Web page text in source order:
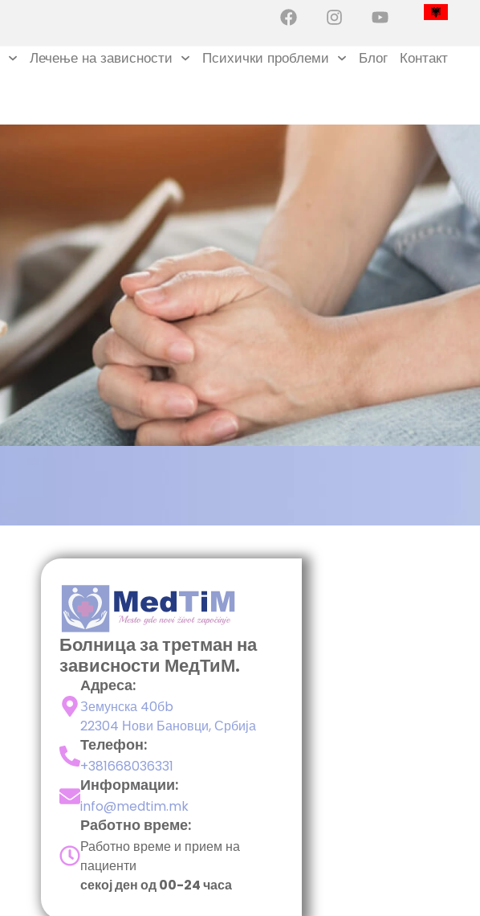
Лечење на зависности Психички проблеми Блог Контакт
Болница за третман на
зависности МедТиМ.
Адреса:
Земунска 40бb
22304 Нови Бановци, Србија
Телефон:
+381668036331
Информации:
info@medtim.mk
Работно време:
Работно време и прием на
пациенти
секој ден од 00-24 часа